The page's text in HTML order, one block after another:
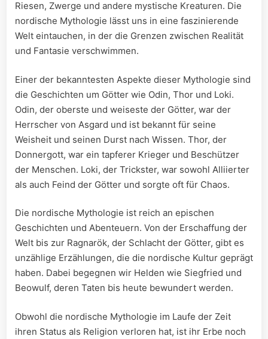
Riesen, Zwerge und andere ‍mystische Kreaturen. Die
nordische Mythologie lässt uns in eine faszinierende​
Welt eintauchen, in der die Grenzen zwischen Realität
und Fantasie ‍verschwimmen.
Einer ‍der ‌bekanntesten ⁣Aspekte dieser Mythologie sind
die⁢ Geschichten um Götter‍ wie Odin, Thor und Loki.
Odin, der‌ oberste und weiseste der Götter, war der
Herrscher von Asgard und ist bekannt für seine
Weisheit und seinen⁣ Durst nach ‌Wissen. Thor, der⁢
Donnergott, ​war⁤ ein tapferer Krieger und Beschützer
der Menschen. Loki, der Trickster,​ war sowohl Alliierter
⁢als auch Feind der Götter‌ und sorgte ⁤oft für Chaos.
Die nordische Mythologie ist reich an epischen
Geschichten und Abenteuern.‍ Von der ⁣Erschaffung der ​
Welt bis zur Ragnarök,⁣ der⁤ Schlacht der Götter, gibt es
unzählige Erzählungen,​ die die ⁣nordische Kultur geprägt
haben. Dabei begegnen wir Helden wie Siegfried und
Beowulf, deren Taten bis​ heute bewundert​ werden.
Obwohl die nordische Mythologie im Laufe der Zeit
ihren ‌Status als Religion verloren hat, ist ihr Erbe noch